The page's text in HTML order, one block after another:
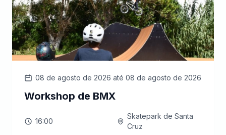
08 de agosto de 2026 até 08 de agosto de 2026
Workshop de BMX
16:00
Skatepark de Santa
Cruz